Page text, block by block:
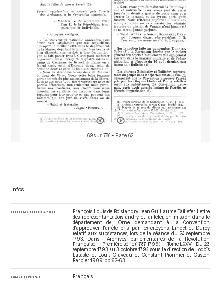
69 sur 786 • Page 62
Infos
RÉFÉRENCE BIBLIOGRAPHIQUE
François Louis de Boislandry, Jean Guillaume Taillefer. Lettre
des représentants Boislandry et Taillefer, en mission dans le
département de l'Orne, demandant à la Convention
d'approuver l'arrêté pris par les citoyens Lindet et Duroy
relatif aux subsistances, lors de la séance du 24 septembre
1793. Dans : Archives parlementaires de la Révolution
Française — Première série (1787-1799) — Tome LXXV - Du 23
septembre 1793 au 3 octobre 1793 , sous la direction de Lodoïs
Lataste et Louis Claveau et Constant Pionnier et Gaston
Barbier. 1909. pp. 62-63.
LANGUE PRINCIPALE Français